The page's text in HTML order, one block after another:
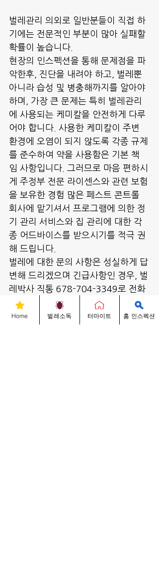
벌레관리 의외로 일반분들이 직접 하
기에는 전문적인 부분이 많아 실패할
확률이 높습니다.
현장의 인스펙션을 통해 문제점을 파
악한후, 진단을 내려야 하고, 벌레뿐
아니라 습성 및 병충해까지를 알아야
하며, 가장 큰 문제는 특히 벌레관리
에 사용되는 케미칼을 안전하게 다루
어야 합니다. 사용한 케미칼이 주변
환경에 오염이 되지 않도록 각종 규제
를 준수하여 약을 사용함은 기본 책
임 사항입니다. 그러므로 마음 편하시
게 주정부 전문 라이센스와 관련 보험
을 보유한 경험 많은 페스트 콘트롤
회사에 맡기셔서 프로그램에 의한 정
기 관리 서비스와 집 관리에 대한 각
종 어드바이스를 받으시기를 적극 권
해 드립니다.
벌레에 대한 문의 사항은 성실하게 답
변해 드리겠으며 긴급사항인 경우, 벌
레박사 직통 678-704-3349로 전화
주시거나 2730 N. Berkeley Lake
Rd B-600 Duluth, GA 30096 (조
Home 벌레소독 터마이트 홈 인스펙션